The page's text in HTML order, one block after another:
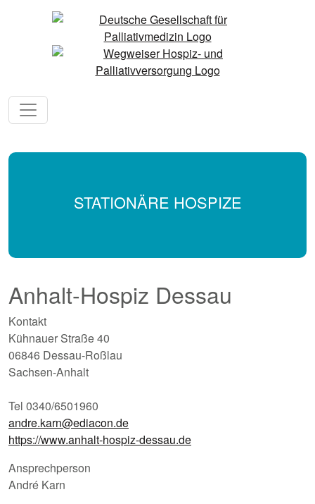
STATIONÄRE HOSPIZE
Anhalt-Hospiz Dessau
Kontakt
Kühnauer Straße 40
06846 Dessau-Roßlau
Sachsen-Anhalt
Tel 0340/6501960
andre.karn@ediacon.de
https://www.anhalt-hospiz-dessau.de
Ansprechperson
André Karn